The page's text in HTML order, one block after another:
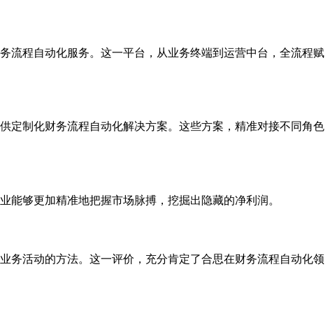
流程自动化服务。这一平台，从业务终端到运营中台，全流程赋
定制化财务流程自动化解决方案。这些方案，精准对接不同角色
够更加精准地把握市场脉搏，挖掘出隐藏的净利润。
务活动的方法。这一评价，充分肯定了合思在财务流程自动化领